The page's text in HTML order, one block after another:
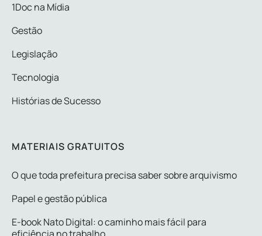
1Doc na Mídia
Gestão
Legislação
Tecnologia
Histórias de Sucesso
MATERIAIS GRATUITOS
O que toda prefeitura precisa saber sobre arquivismo
Papel e gestão pública
E-book Nato Digital: o caminho mais fácil para